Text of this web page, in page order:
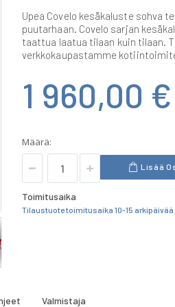
Upea Covelo kesäkaluste sohva
puutarhaan. Covelo sarjan
taattua laatua tilaan kuin tilaan.
verkkokaupastamme
1 960,00 €
Määrä:
Lisää
Toimitusaika
Tilaustuote toimitusaika 10-15 arkipäivää
Valmistaja